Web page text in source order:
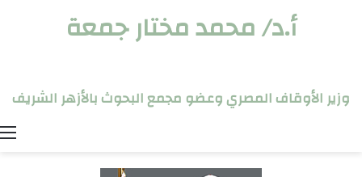
أ.د/ محمد مختار جمعة
وزير الأوقاف المصري وعضو مجمع البحوث بالأزهر الشريف